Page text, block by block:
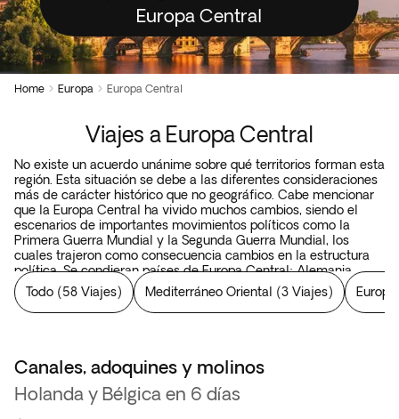
Europa Central
Home  Europa  Europa Central
Viajes a Europa Central
No existe un acuerdo unánime sobre qué territorios forman esta
región. Esta situación se debe a las diferentes consideraciones
más de carácter histórico que no geográfico. Cabe mencionar
que la Europa Central ha vivido muchos cambios, siendo el
escenarios de importantes movimientos políticos como la
Primera Guerra Mundial y la Segunda Guerra Mundial, los
cuales trajeron como consecuencia cambios en la estructura
política. Se condieran países de Europa Central: Alemania,
Austria, Eslovenia, Liechtenstein, Suiza, Eslovaquia, Hungría,
Polonia y República Checa.
Todo (58 Viajes) Mediterráneo Oriental (3 Viajes)
Canales, adoquines y molinos
Holanda y Bélgica en 6 días